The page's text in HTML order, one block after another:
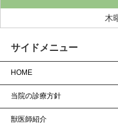
木
サイドメニュー
HOME
当院の診療方針
獣医師紹介